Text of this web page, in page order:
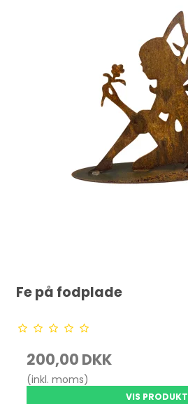
Fe på fodplade
200,00 DKK
(inkl. moms)
VIS PRODUKT